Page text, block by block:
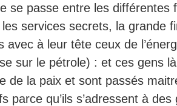
se passe entre les différentes
les services secrets, la grande
avec à leur tête ceux de
sur le pétrole) : et ces gens
de la paix et sont passés
parce qu’ils s’adressent à